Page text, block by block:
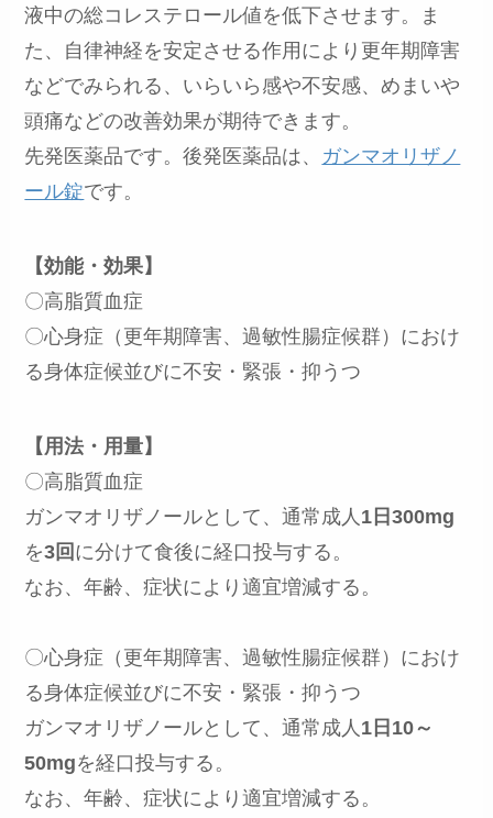
液中の総コレステロール値を低下させます。ま
た、自律神経を安定させる作用により更年期障害
などでみられる、いらいら感や不安感、めまいや
頭痛などの改善効果が期待できます。
先発医薬品です。後発医薬品は、 ガンマオリザノ
ール錠です。
【効能・効果】
〇高脂質血症
〇心身症（更年期障害、過敏性腸症候群）におけ
る身体症候並びに不安・緊張・抑うつ
【用法・用量】
〇高脂質血症
ガンマオリザノールとして、通常成人 1日300mg
を3回 に分けて食後に経口投与する。
なお、年齢、症状により適宜増減する。
〇心身症（更年期障害、過敏性腸症候群）におけ
る身体症候並びに不安・緊張・抑うつ
ガンマオリザノールとして、通常成人 1日10～
50mgを経口投与する。
なお、年齢、症状により適宜増減する。